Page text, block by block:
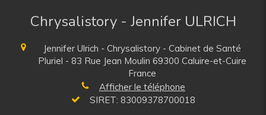
Chrysalistory - Jennifer ULRICH
Jennifer Ulrich - Chrysalistory - Cabinet de Santé
Pluriel - 83 Rue Jean Moulin 69300 Caluire-et-Cuire
France
Afficher le téléphone
SIRET: 83009378700018